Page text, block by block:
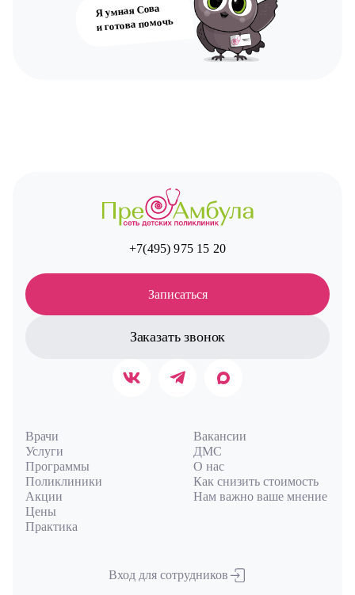
Я умная Сова
и готова помочь
+7(495) 975 15 20
Записаться
Заказать звонок
Врачи
Услуги
Программы
Поликлиники
Акции
Цены
Практика
Вакансии
ДМС
О нас
Как снизить стоимость
Нам важно ваше мнение
Вход для сотрудников